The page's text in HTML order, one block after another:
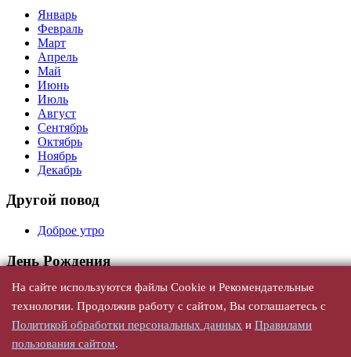
Январь
Февраль
Март
Апрель
Май
Июнь
Июль
Август
Сентябрь
Октябрь
Ноябрь
Декабрь
Другой повод
Доброе утро
День Рождения
Универсальные
С юбилеем
По годам
По именам, женщине
По именам, мужчине
На сайте используются файлы Cookie и Рекомендательные
технологии. Продолжив работу с сайтом, Вы соглашаетесь с
Политикой обработки персональных данных и Правилами
пользования сайтом.